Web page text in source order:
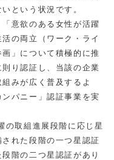
という状況です。
意欲のある女性が活躍
の両立（ワーク・ライ
」について積極的に推
り認証し、当該の企業
みが広く普及するよ
パニー」認証事業を実
取組進展段階に応じ星
れた段階の一つ星認証
階の二つ星認証があり